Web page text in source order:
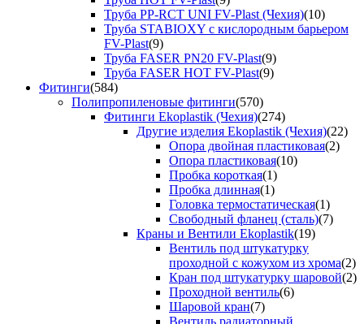
Труба PP-RCT UNI FV-Plast (Чехия)(10)
Труба STABIOXY с кислородным барьером
FV-Plast(9)
Труба FASER PN20 FV-Plast(9)
Труба FASER HOT FV-Plast(9)
Фитинги(584)
Полипропиленовые фитинги(570)
Фитинги Ekoplastik (Чехия)(274)
Другие изделия Ekoplastik (Чехия)(22)
Опора двойная пластиковая(2)
Опора пластиковая(10)
Пробка короткая(1)
Пробка длинная(1)
Головка термостатическая(1)
Свободный фланец (сталь)(7)
Краны и Вентили Ekoplastik(19)
Вентиль под штукатурку
проходной с кожухом из хрома(2)
Кран под штукатурку шаровой(2)
Проходной вентиль(6)
Шаровой кран(7)
Вентиль радиаторный